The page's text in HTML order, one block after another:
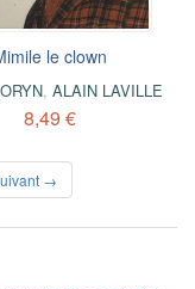
le clown
,ALAIN LAVILLE
8,49 €
→